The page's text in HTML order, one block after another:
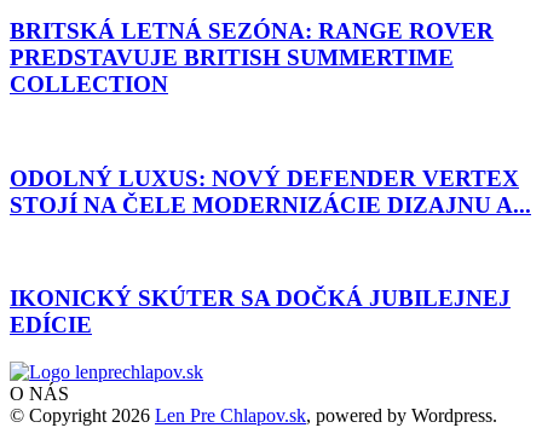
BRITSKÁ LETNÁ SEZÓNA: RANGE ROVER
PREDSTAVUJE BRITISH SUMMERTIME
COLLECTION
ODOLNÝ LUXUS: NOVÝ DEFENDER VERTEX
STOJÍ NA ČELE MODERNIZÁCIE DIZAJNU A...
IKONICKÝ SKÚTER SA DOČKÁ JUBILEJNEJ
EDÍCIE
O NÁS
© Copyright 2026 Len Pre Chlapov.sk, powered by Wordpress.